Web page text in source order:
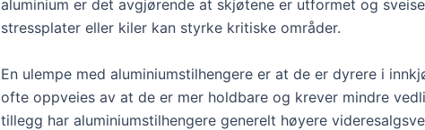
aluminium er det avgjørende at skjøtene er utformet og
stressplater eller kiler kan styrke kritiske områder.
En ulempe med aluminiumstilhengere er at de er dyrere i
ofte oppveies av at de er mer holdbare og krever mindre
tillegg har aluminiumstilhengere generelt høyere